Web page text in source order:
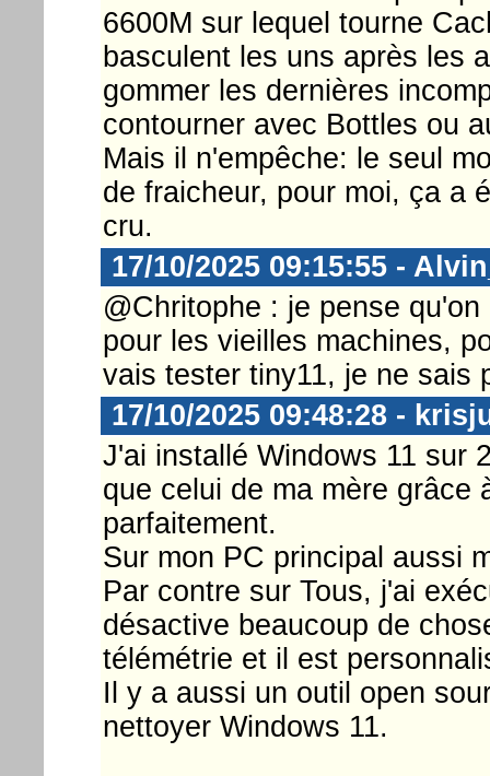
6600M sur lequel tourne
basculent les uns après les
gommer les dernières
contourner avec Bottles ou
Mais il n'empêche: le seul
de fraicheur, pour moi, ça a
cru.
17/10/2025 09:15:55 -
@Chritophe : je pense
pour les vieilles machines,
vais tester tiny11, je ne sais
17/10/2025 09:48:28 -
J'ai installé Windows 11 sur
que celui de ma mère grâce
parfaitement.
Sur mon PC principal aussi
Par contre sur Tous, j'ai
désactive beaucoup de
télémétrie et il est
Il y a aussi un outil open
nettoyer Windows 11.